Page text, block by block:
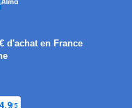
d'achat en France